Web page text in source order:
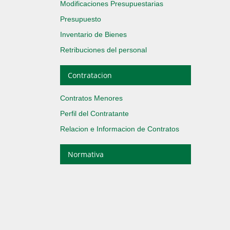
Modificaciones Presupuestarias
Presupuesto
Inventario de Bienes
Retribuciones del personal
Contratacion
Contratos Menores
Perfil del Contratante
Relacion e Informacion de Contratos
Normativa